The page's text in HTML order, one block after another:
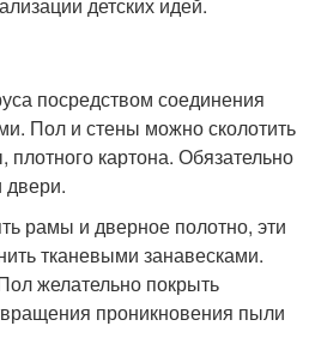
посредством соединения
Пол и стены можно сколотить
плотного картона. Обязательно
двери.
рамы и дверное полотно, эти
тканевыми занавесками.
желательно покрыть
проникновения пыли